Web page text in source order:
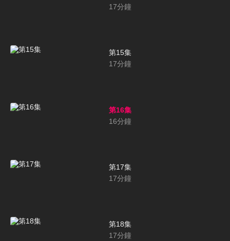
17分鐘
第15集
17分鐘
第16集
16分鐘
第17集
17分鐘
第18集
17分鐘